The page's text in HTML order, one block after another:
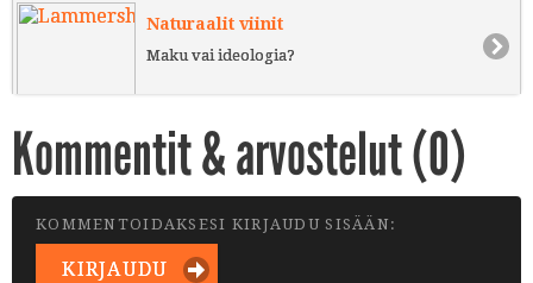
Naturaalit viinit
Maku vai ideologia?
Kommentit & arvostelut (0)
KOMMENTOIDAKSESI KIRJAUDU SISÄÄN:
KIRJAUDU